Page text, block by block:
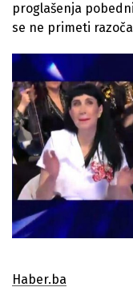
proglašenja
se ne primeti
Haber.ba